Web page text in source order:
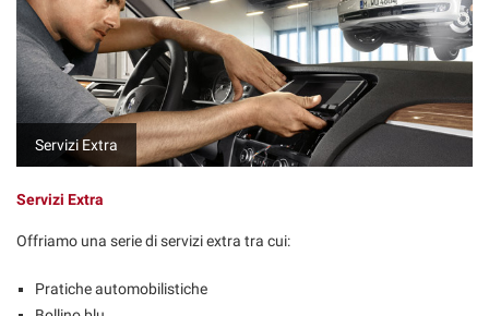
Servizi Extra
Servizi Extra
Offriamo una serie di servizi extra tra cui:
Pratiche automobilistiche